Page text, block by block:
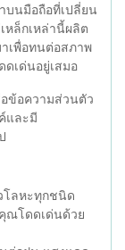
นมือถือที่เปลี่ยน
หล็กเหล่านี้ผลิต
เพื่อทนต่อสภาพ
เด่นอยู่เสมอ
ข้อความส่วนตัว
และมี
โลหะทุกชนิด
ณโดดเด่นด้วย